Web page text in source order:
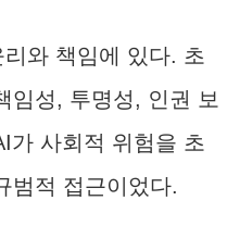
와 책임에 있다. 초
임성, 투명성, 인권 보
가 사회적 위험을 초
범적 접근이었다.